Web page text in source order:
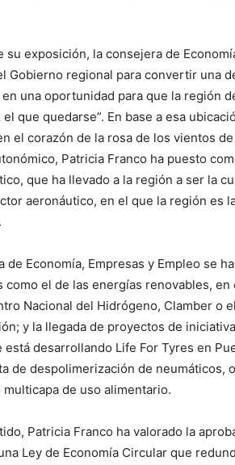
su exposición, la consejera de
Gobierno regional para convertir una
una oportunidad para que la región
que quedarse”. En base a esa
el corazón de la rosa de los vientos
Patricia Franco ha puesto
que ha llevado a la región a ser la
aeronáutico, en el que la región es
de Economía, Empresas y Empleo se
como el de las energías renovables,
Nacional del Hidrógeno, Clamber o
y la llegada de proyectos de
está desarrollando Life For Tyres en
de despolimerización de neumáticos,
de uso alimentario.
Patricia Franco ha valorado la
Ley de Economía Circular que